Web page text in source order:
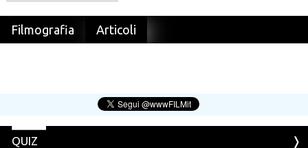
Filmografia Articoli
QUIZ